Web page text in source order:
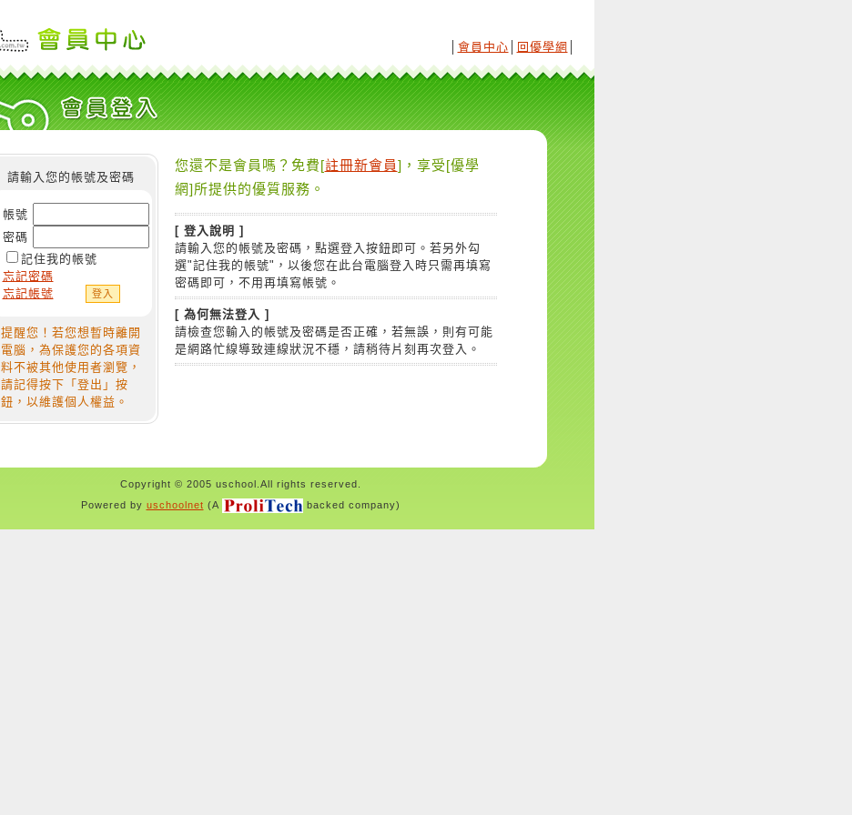
會員中心 回優學網
請輸入您的帳號及密碼
帳號
密碼
記住我的帳號
忘記密碼
忘記帳號
提醒您！若您想暫時離開
電腦，為保護您的各項資
料不被其他使用者瀏覽，
請記得按下「登出」按
鈕，以維護個人權益。
您還不是會員嗎？免費[註冊新會員]，享受[優學
網]所提供的優質服務。
[ 登入說明 ]
請輸入您的帳號及密碼，點選登入按鈕即可。若另外勾
選"記住我的帳號"，以後您在此台電腦登入時只需再填寫
密碼即可，不用再填寫帳號。
[ 為何無法登入 ]
請檢查您輸入的帳號及密碼是否正確，若無誤，則有可能
是網路忙線導致連線狀況不穩，請稍待片刻再次登入。
Copyright © 2005 uschool.All rights reserved.
Powered by uschoolnet (A backed company)